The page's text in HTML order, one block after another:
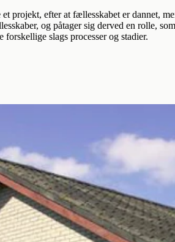
projekt, efter at fællesskabet er dannet,
og påtager sig derved en rolle, som
forskellige slags processer og stadier.